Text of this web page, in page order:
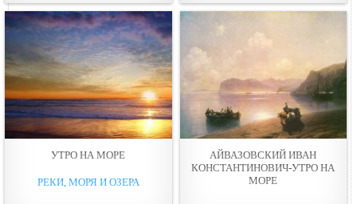
УТРО НА МОРЕ
РЕКИ, МОРЯ И ОЗЕРА
АЙВАЗОВСКИЙ ИВАН
КОНСТАНТИНОВИЧ-УТРО НА
МОРЕ